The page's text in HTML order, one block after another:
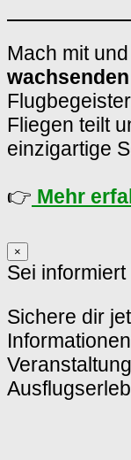
Mach mit
Fliegen teilt
einzigartige
👉 Mehr
×
Sei
Sichere dir